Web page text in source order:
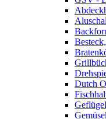
Dutch